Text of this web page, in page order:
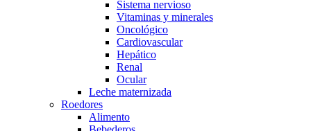
Sistema nervioso
Vitaminas y minerales
Oncológico
Cardiovascular
Hepático
Renal
Ocular
Leche maternizada
Roedores
Alimento